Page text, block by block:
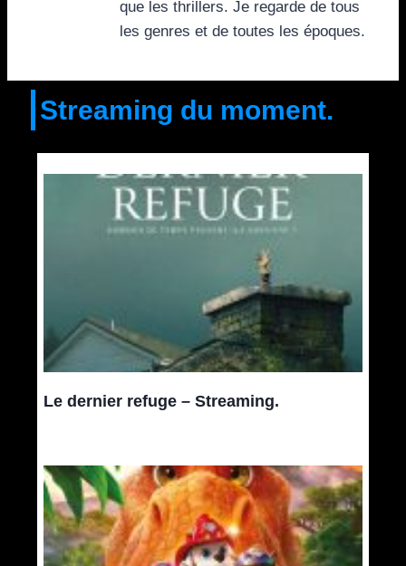
que les thrillers. Je regarde de tous
les genres et de toutes les époques.
Streaming du moment.
Le dernier refuge – Streaming.